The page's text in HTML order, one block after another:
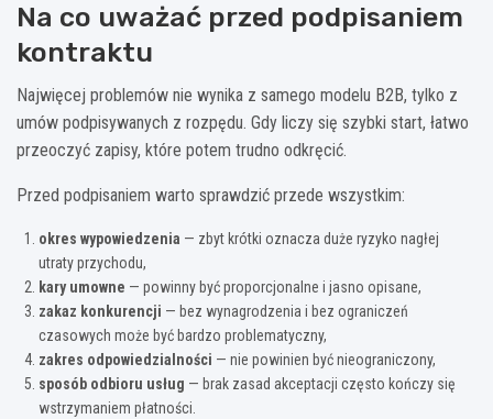
Na co uważać przed podpisaniem
kontraktu
Najwięcej problemów nie wynika z samego modelu B2B, tylko z
umów podpisywanych z rozpędu. Gdy liczy się szybki start, łatwo
przeoczyć zapisy, które potem trudno odkręcić.
Przed podpisaniem warto sprawdzić przede wszystkim:
okres wypowiedzenia — zbyt krótki oznacza duże ryzyko nagłej
utraty przychodu,
kary umowne — powinny być proporcjonalne i jasno opisane,
zakaz konkurencji — bez wynagrodzenia i bez ograniczeń
czasowych może być bardzo problematyczny,
zakres odpowiedzialności — nie powinien być nieograniczony,
sposób odbioru usług — brak zasad akceptacji często kończy się
wstrzymaniem płatności.